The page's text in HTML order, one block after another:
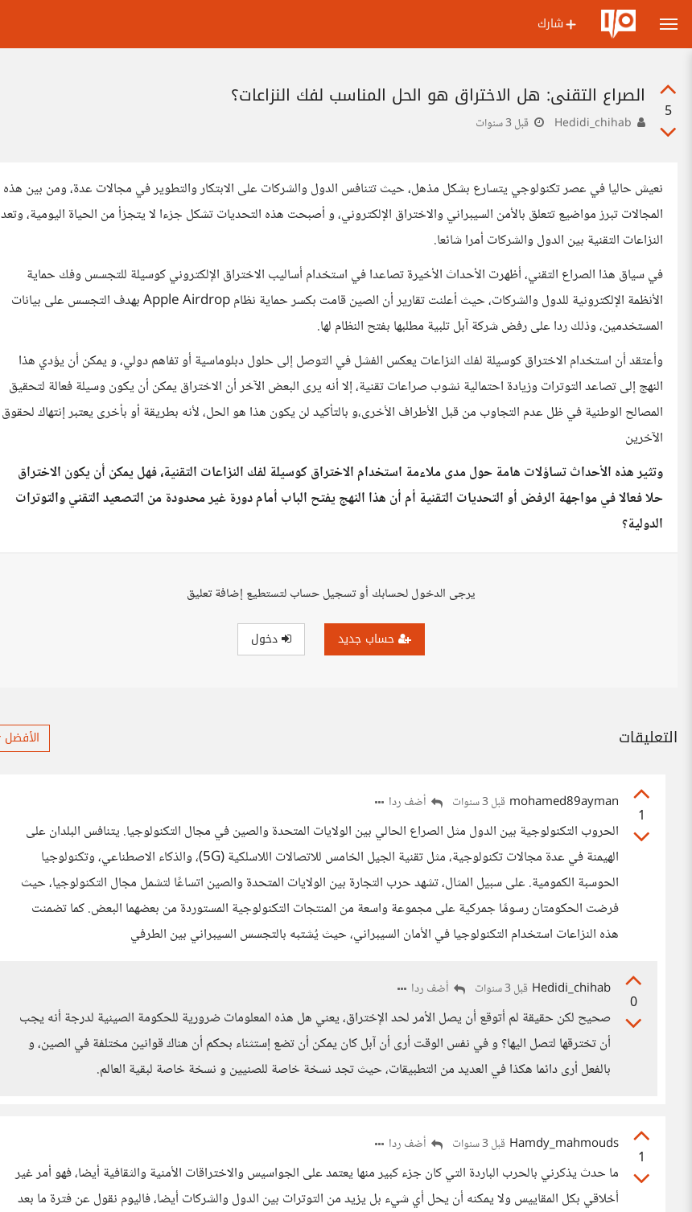
شارك
5
الصراع التقني: هل الاختراق هو الحل المناسب لفك النزاعات؟
قبل 3 سنوات
نعيش حاليا في عصر تكنولوجي يتسارع بشكل مذهل، حيث تتنافس الدول والشركات على الابتكار والتطوير في مجالات عدة، ومن بين هذه
المجالات تبرز مواضيع تتعلق بالأمن السيبراني والاختراق الإلكتروني، و أصبحت هذه التحديات تشكل جزءا لا يتجزأ من الحياة اليومية، وتعد
النزاعات التقنية بين الدول والشركات أمرا شائعا.
في سياق هذا الصراع التقني، أظهرت الأحداث الأخيرة تصاعدا في استخدام أساليب الاختراق الإلكتروني كوسيلة للتجسس وفك حماية
الأنظمة الإلكترونية للدول والشركات، حيث أعلنت تقارير أن الصين قامت بكسر حماية نظام Apple Airdrop بهدف التجسس على بيانات
المستخدمين، وذلك ردا على رفض شركة آبل تلبية مطلبها بفتح النظام لها.
وأعتقد أن استخدام الاختراق كوسيلة لفك النزاعات يعكس الفشل في التوصل إلى حلول دبلوماسية أو تفاهم دولي، و يمكن أن يؤدي هذا
النهج إلى تصاعد التوترات وزيادة احتمالية نشوب صراعات تقنية، إلا أنه يرى البعض الآخر أن الاختراق يمكن أن يكون وسيلة فعالة لتحقيق
المصالح الوطنية في ظل عدم التجاوب من قبل الأطراف الأخرى،و بالتأكيد لن يكون هذا هو الحل، لأنه بطريقة أو بأخرى يعتبر إنتهاك لحقوق
الآخرين
وتثير هذه الأحداث تساؤلات هامة حول مدى ملاءمة استخدام الاختراق كوسيلة لفك النزاعات التقنية، فهل يمكن أن يكون الاختراق
حلا فعالا في مواجهة الرفض أو التحديات التقنية أم أن هذا النهج يفتح الباب أمام دورة غير محدودة من التصعيد التقني والتوترات
الدولية؟
يرجى الدخول لحسابك أو تسجيل حساب لتستطيع إضافة تعليق
حساب جديد دخول
التعليقات الأفضل
1
mohamed89ayman قبل 3 سنوات أضف ردا
الحروب التكنولوجية بين الدول مثل الصراع الحالي بين الولايات المتحدة والصين في مجال التكنولوجيا. يتنافس البلدان على
الهيمنة في عدة مجالات تكنولوجية، مثل تقنية الجيل الخامس للاتصالات اللاسلكية (5G)، والذكاء الاصطناعي، وتكنولوجيا
الحوسبة الكمومية. على سبيل المثال، تشهد حرب التجارة بين الولايات المتحدة والصين اتساعًا لتشمل مجال التكنولوجيا، حيث
فرضت الحكومتان رسومًا جمركية على مجموعة واسعة من المنتجات التكنولوجية المستوردة من بعضهما البعض. كما تضمنت
هذه النزاعات استخدام التكنولوجيا في الأمان السيبراني، حيث يُشتبه بالتجسس السيبراني بين الطرفي
0
Hedidi_chihab قبل 3 سنوات أضف ردا
صحيح لكن حقيقة لم أتوقع أن يصل الأمر لحد الإختراق، يعني هل هذه المعلومات ضرورية للحكومة الصينية لدرجة أنه يجب
أن تخترقها لتصل اليها؟ و في نفس الوقت أرى أن آبل كان يمكن أن تضع إستثناء بحكم أن هناك قوانين مختلفة في الصين، و
بالفعل أرى دائما هكذا في العديد من التطبيقات، حيث تجد نسخة خاصة للصنيين و نسخة خاصة لبقية العالم.
1
Hamdy_mahmouds قبل 3 سنوات أضف ردا
ما حدث يذكرني بالحرب الباردة التي كان جزء كبير منها يعتمد على الجواسيس والاختراقات الأمنية والثقافية أيضا، فهو أمر غير
أخلاقي بكل المقاييس ولا يمكنه أن يحل أي شيء بل يزيد من التوترات بين الدول والشركات أيضا، فاليوم نقول عن فترة ما بعد